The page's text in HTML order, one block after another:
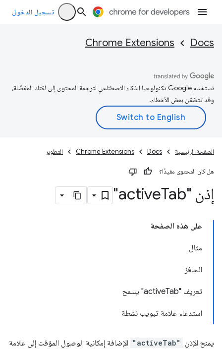
تسجيل الدخول
Docs
Chrome Extensions
تستخدم Google تكنولوجيا الذكاء الاصطناعي لترجمة المحتوى إلى لغتك المفضّلة،
وقد تتضمّن بعض الأخطاء.
الصفحة الرئيسية Docs
Chrome Extensions التطوير
هل كان المحتوى مفيدًا؟
إذن "activeTab"
على هذه الصفحة
مثال
الحافز
تعريف "activeTab" يسمح
استدعاء علامة تبويب نشطة
يمنح الإذن "activeTab" الإضافة إمكانية الوصول المؤقت إلى علامة